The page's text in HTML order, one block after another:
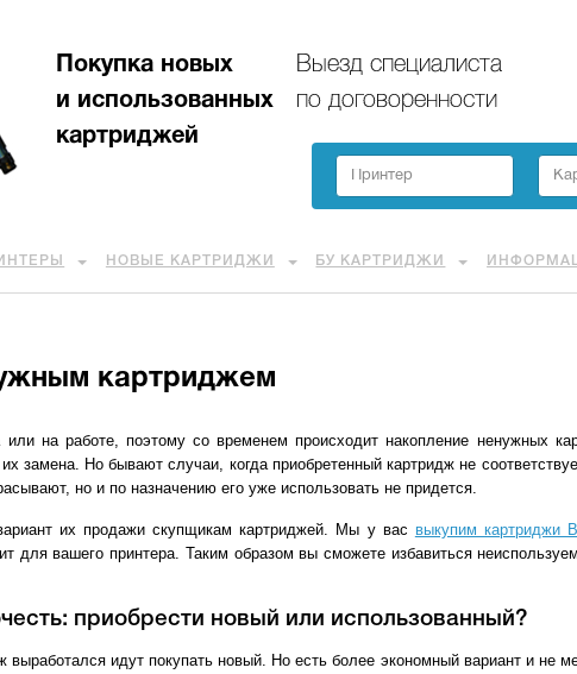
Покупка новых
и использованных
картриджей
Выезд специалиста
по договоренности
НОВЫЕ КАРТРИДЖИ БУ КАРТРИДЖИ
картриджем
на работе, поэтому со временем происходит накопление ненужных
замена. Но бывают случаи, когда приобретенный картридж не
но и по назначению его уже использовать не придется.
их продажи скупщикам картриджей. Мы у вас выкупим картриджи
для вашего принтера. Таким образом вы сможете избавиться
приобрести новый или использованный?
выработался идут покупать новый. Но есть более экономный вариант и не